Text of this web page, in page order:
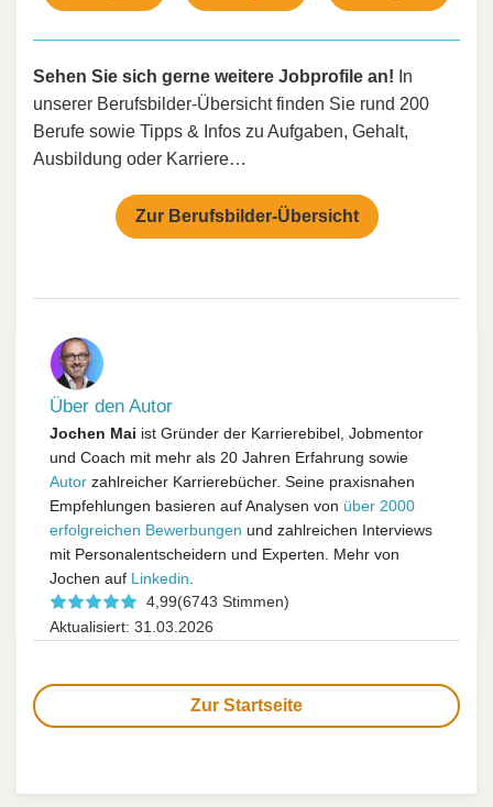
Sehen Sie sich gerne weitere Jobprofile an! In
unserer Berufsbilder-Übersicht finden Sie rund 200
Berufe sowie Tipps & Infos zu Aufgaben, Gehalt,
Ausbildung oder Karriere…
Zur Berufsbilder-Übersicht
Über den Autor
Jochen Mai ist Gründer der Karrierebibel, Jobmentor
und Coach mit mehr als 20 Jahren Erfahrung sowie
Autor zahlreicher Karrierebücher. Seine praxisnahen
Empfehlungen basieren auf Analysen von über 2000
erfolgreichen Bewerbungen und zahlreichen Interviews
mit Personalentscheidern und Experten. Mehr von
Jochen auf Linkedin.
4,99(6743 Stimmen)
Aktualisiert: 31.03.2026
Zur Startseite